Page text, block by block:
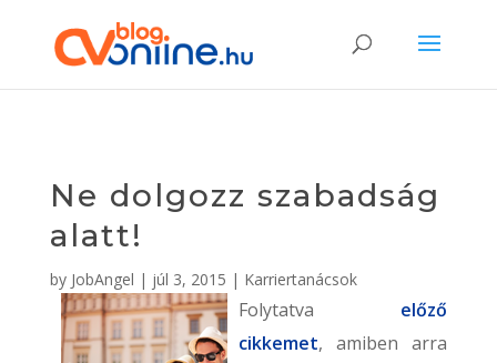
Ne dolgozz szabadság
alatt!
by JobAngel | júl 3, 2015 | Karriertanácsok
Folytatva előző
cikkemet, amiben arra